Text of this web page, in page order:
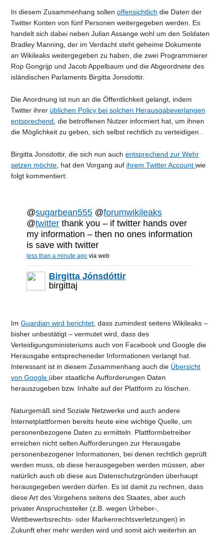
In diesem Zusammenhang sollenoffensichtlich die Daten der
Twitter Konten von fünf Personen weitergegeben werden. Es
handelt sich dabei neben Julian Assange wohl um den Soldaten
Bradley Manning, der im Verdacht steht geheime Dokumente
an Wikileaks weitergegeben zu haben, die zwei Programmierer
Rop Gongrijp und Jacob Appelbaum und die Abgeordnete des
isländischen Parlaments Birgitta Jonsdottir.
Die Anordnung ist nun an die Öffentlichkeit gelangt, indem
Twitter ihrer üblichen Policy bei solchen Herausgabeverlangen
entsprechend , die betroffenen Nutzer informiert hat, um ihnen
die Möglichkeit zu geben, sich selbst rechtlich zu verteidigen .
Birgitta Jonsdottir, die sich nun auchentsprechend zur Wehr
setzen möchte , hat den Vorgang auf ihrem Twitter Accountwie
folgt kommentiert:
@sugarbean555 @forumwikileaks
@twitter thank you – if twitter hands over
my information – then no ones information
is save with twitter
less than a minute ago via web
Birgitta Jónsdóttir
birgittaj
ImGuardian wird berichtet , dass zumindest seitens Wikileaks –
bisher unbestätigt – vermutet wird, dass des
Verteidigungsministeriums auch von Facebook und Google die
Herausgabe entsprecheneder Informationen verlangt hat.
Interessant ist in diesem Zusammenhang auch die Übersicht
von Google über staatliche Aufforderungen Daten
herauszugeben bzw. Inhalte auf der Plattform zu löschen.
Naturgemäß sind Soziale Netzwerke und auch andere
Internetplattformen bereits heute eine wichtige Quelle, um
personenbezogene Daten zu ermitteln. Plattformbetreiber
erreichen nicht selten Aufforderungen zur Herausgabe
personenbezogener Informationen, bei denen rechtlich geprüft
werden muss, ob diese herausgegeben werden müssen, aber
natürlich auch ob diese aus Datenschutzgründen überhaupt
herausgegeben werden dürfen. Es ist damit zu rechnen, dass
diese Art des Vorgehens seitens des Staates, aber auch
privater Anspruchssteller (z.B. wegen Urheber-,
Wettbewerbsrechts- oder Markenrechtsverletzungen) in
Zukunft eher mehr werden wird und somit aich weiterhin an